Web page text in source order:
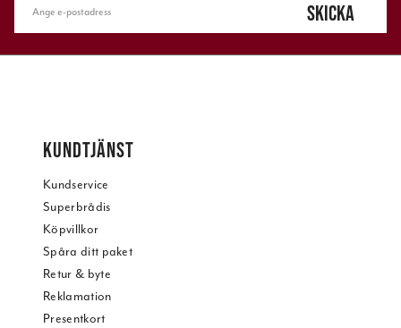
SKICKA
KUNDTJÄNST
Kundservice
Superbrådis
Köpvillkor
Spåra ditt paket
Retur & byte
Reklamation
Presentkort